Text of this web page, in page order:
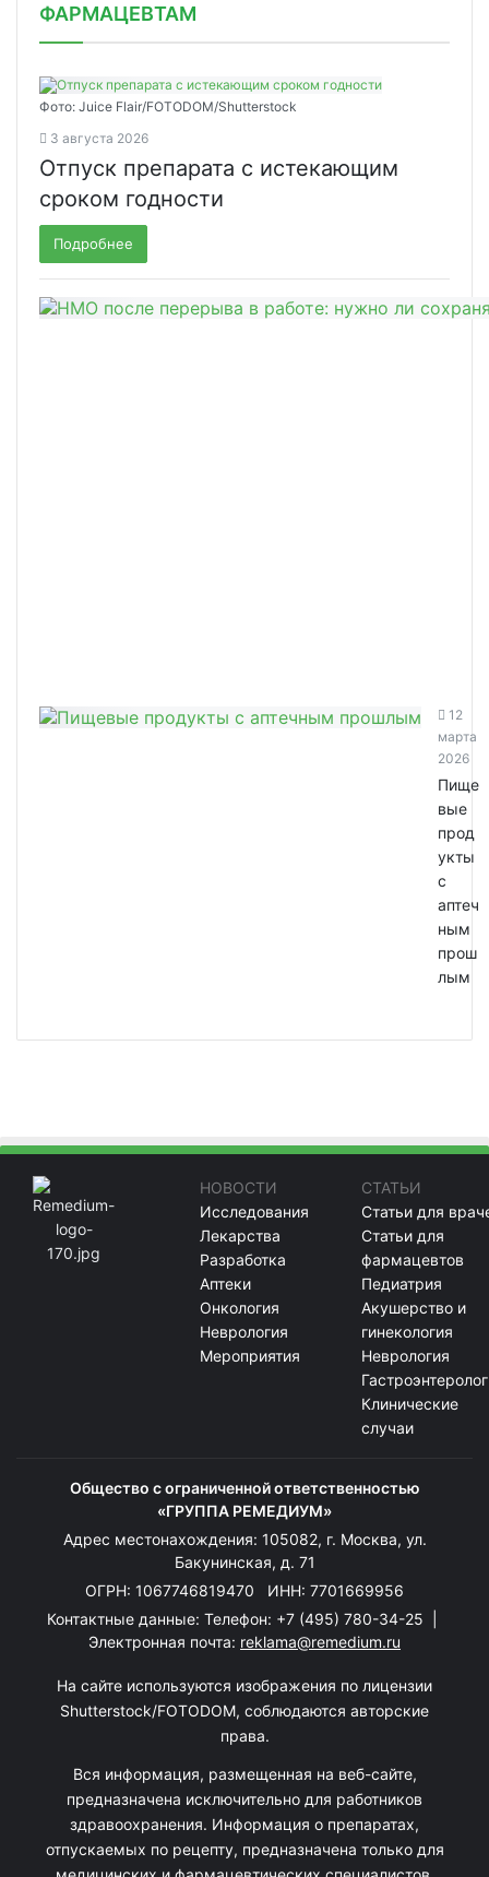
ФАРМАЦЕВТАМ
Фото: Juice Flair/FOTODOM/Shutterstoсk
3 августа 2026
Отпуск препарата с истекающим
сроком годности
Подробнее
12
марта
2026
Пище
вые
прод
укты
с
аптеч
ным
прош
лым
НОВОСТИ
Исследования
Лекарства
Разработка
Аптеки
Онкология
Неврология
Мероприятия
СТАТЬИ
Статьи для
Статьи для
фармацевтов
Педиатрия
Акушерство и
гинекология
Неврология
Клинические
случаи
Общество с ограниченной ответственностью
«ГРУППА РЕМЕДИУМ»
Адрес местонахождения: 105082, г. Москва, ул.
Бакунинская, д. 71
ОГРН: 1067746819470 ИНН: 7701669956
Контактные данные: Телефон: +7 (495) 780-34-25
Электронная почта: reklama@remedium.ru
На сайте используются изображения по лицензии
Shutterstock/FOTODOM, соблюдаются авторские
права.
Вся информация, размещенная на веб-сайте,
предназначена исключительно для работников
здравоохранения. Информация о препаратах,
отпускаемых по рецепту, предназначена только для